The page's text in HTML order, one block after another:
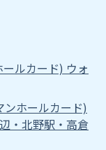
ルカード) ウォ
ホールカード)
・北野駅・高倉